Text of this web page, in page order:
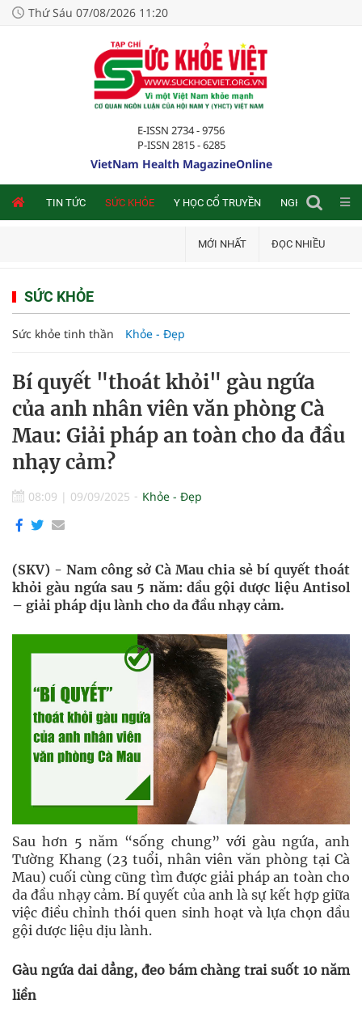
Thứ Sáu 07/08/2026 11:20
E-ISSN 2734 - 9756
P-ISSN 2815 - 6285
VietNam Health MagazineOnline
TIN TỨC SỨC KHỎE Y HỌC CỔ TRUYỀN NGHIÊN CỨU
MỚI NHẤT ĐỌC NHIỀU
SỨC KHỎE
Sức khỏe tinh thần Khỏe - Đẹp
Bí quyết "thoát khỏi" gàu ngứa
của anh nhân viên văn phòng Cà
Mau: Giải pháp an toàn cho da đầu
nhạy cảm?
08:09 | 09/09/2025 Khỏe - Đẹp
(SKV) - Nam công sở Cà Mau chia sẻ bí quyết thoát
khỏi gàu ngứa sau 5 năm: dầu gội dược liệu Antisol
– giải pháp dịu lành cho da đầu nhạy cảm.
Sau hơn 5 năm “sống chung” với gàu ngứa, anh
Tường Khang (23 tuổi, nhân viên văn phòng tại Cà
Mau) cuối cùng cũng tìm được giải pháp an toàn cho
da đầu nhạy cảm. Bí quyết của anh là sự kết hợp giữa
việc điều chỉnh thói quen sinh hoạt và lựa chọn dầu
gội dược liệu dịu lành.
Gàu ngứa dai dẳng, đeo bám chàng trai suốt 10 năm
liền